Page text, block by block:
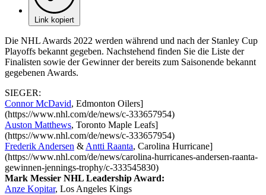
Link kopiert
Die NHL Awards 2022 werden während und nach der Stanley Cup
Playoffs bekannt gegeben. Nachstehend finden Sie die Liste der
Finalisten sowie der Gewinner der bereits zum Saisonende bekannt
gegebenen Awards.
SIEGER:
Connor McDavid, Edmonton Oilers]
(https://www.nhl.com/de/news/c-333657954)
Auston Matthews, Toronto Maple Leafs]
(https://www.nhl.com/de/news/c-333657954)
Frederik Andersen & Antti Raanta, Carolina Hurricane]
(https://www.nhl.com/de/news/carolina-hurricanes-andersen-raanta-
gewinnen-jennings-trophy/c-333545830)
Mark Messier NHL Leadership Award:
Anze Kopitar, Los Angeles Kings